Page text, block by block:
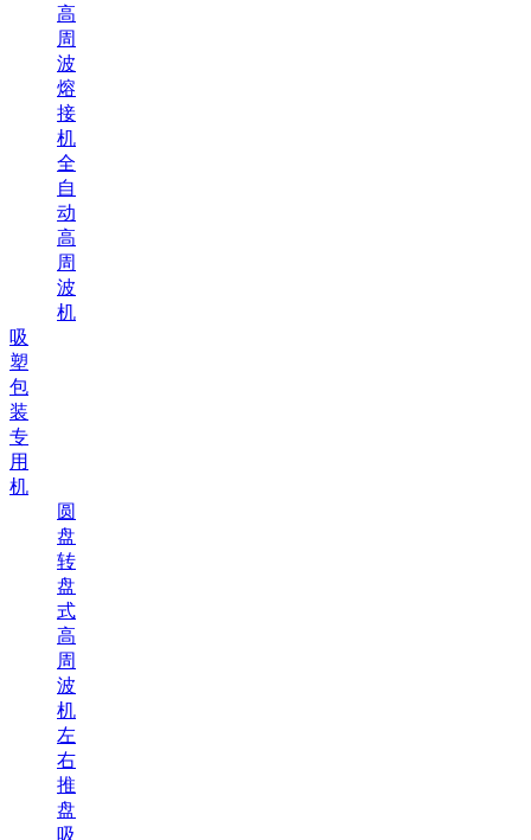
高
周
波
熔
接
机
全
自
动
高
周
波
机
吸
塑
包
装
专
用
机
圆
盘
转
盘
式
高
周
波
机
左
右
推
盘
吸